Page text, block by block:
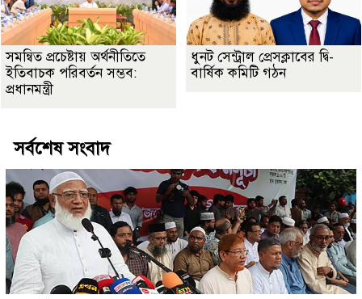
সমন্বিত প্রচেষ্টায় অর্থনীতিতে
ইতিবাচক পরিবর্তন সম্ভব:
প্রধানমন্ত্রী
ধুনট সেন্ট্রাল প্রেসক্লাবের দ্বি-
বার্ষিক কমিটি গঠন
সর্বশেষ সংবাদ